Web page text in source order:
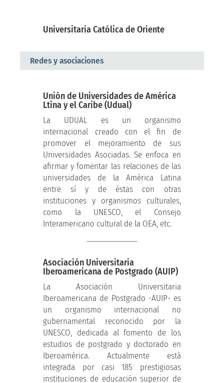
Universitaria Católica de Oriente
Redes y asociaciones
Unión de Universidades de América
Ltina y el Caribe (Udual)
La UDUAL es un organismo
internacional creado con el fin de
promover el mejoramiento de sus
Universidades Asociadas. Se enfoca en
afirmar y fomentar las relaciones de las
universidades de la América Latina
entre sí y de éstas con otras
instituciones y organismos culturales,
como la UNESCO, el Consejo
Interamericano cultural de la OEA, etc.
Asociación Universitaria
Iberoamericana de Postgrado (AUIP)
La Asociación Universitaria
Iberoamericana de Postgrado -AUIP- es
un organismo internacional no
gubernamental reconocido por la
UNESCO, dedicada al fomento de los
estudios de postgrado y doctorado en
Iberoamérica. Actualmente está
integrada por casi 185 prestigiosas
instituciones de educación superior de